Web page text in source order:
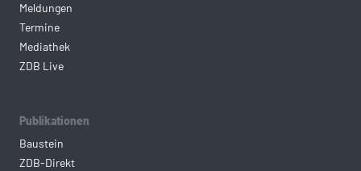
Meldungen
Termine
Mediathek
ZDB Live
Publikationen
Baustein
ZDB-Direkt